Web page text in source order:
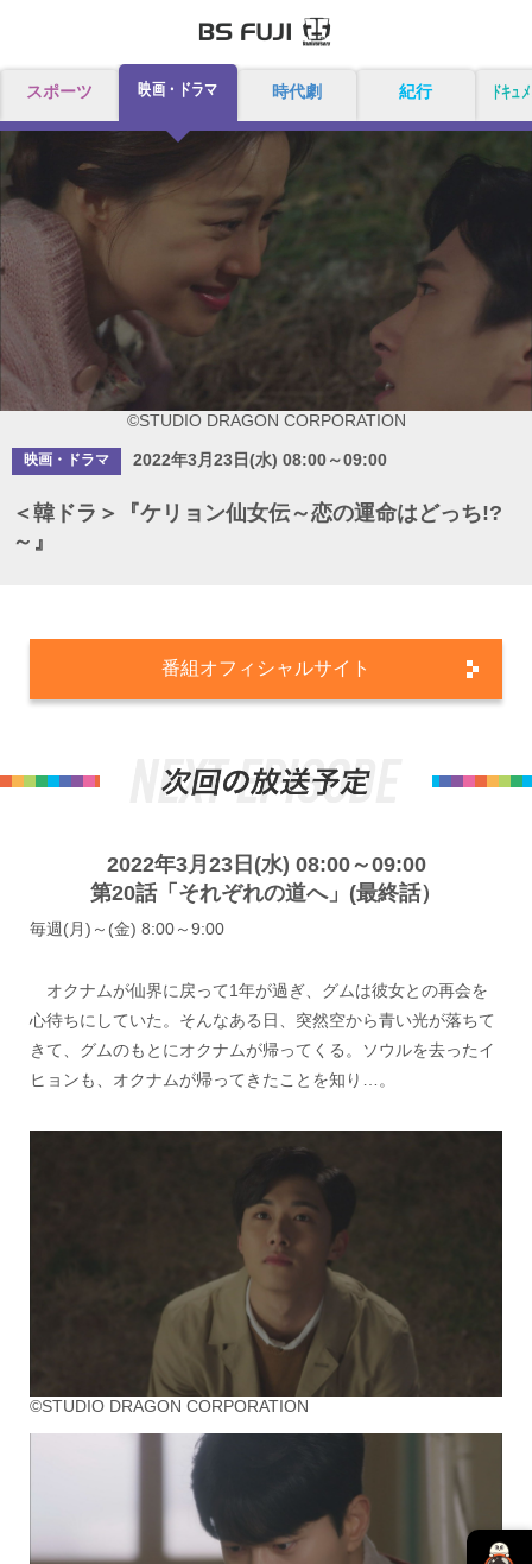
スポーツ 映画・ドラマ 時代劇 紀行 ドキュ
©STUDIO DRAGON CORPORATION
映画・ドラマ 2022年3月23日(水) 08:00～09:00
＜韓ドラ＞『ケリョン仙女伝～恋の運命はどっち!?
～』
番組オフィシャルサイト
2022年3月23日(水) 08:00～09:00
第20話「それぞれの道へ」(最終話）
毎週(月)～(金) 8:00～9:00
オクナムが仙界に戻って1年が過ぎ、グムは彼女との再会を
心待ちにしていた。そんなある日、突然空から青い光が落ちて
きて、グムのもとにオクナムが帰ってくる。ソウルを去ったイ
ヒョンも、オクナムが帰ってきたことを知り…。
©STUDIO DRAGON CORPORATION